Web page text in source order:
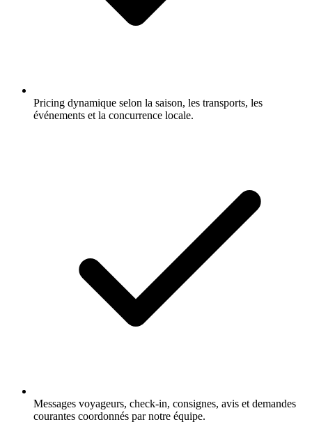
Pricing dynamique selon la saison, les transports, les
événements et la concurrence locale.
Messages voyageurs, check-in, consignes, avis et demandes
courantes coordonnés par notre équipe.